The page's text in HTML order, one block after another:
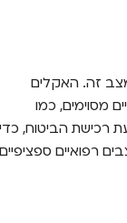
זה. האקלים
מסוימים, כמו
רכישת הביטוח, כדי
רפואיים